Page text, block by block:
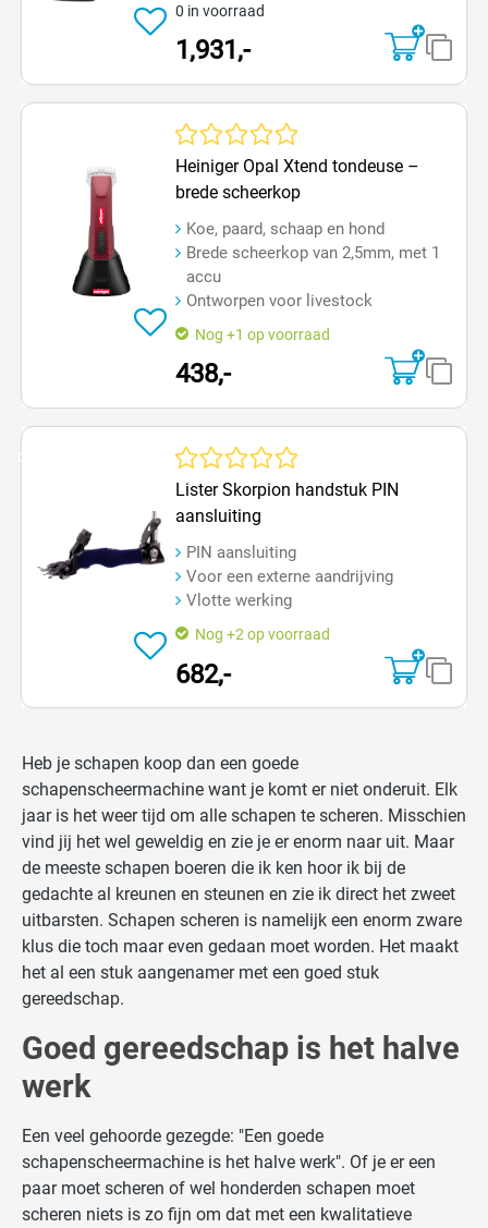
0 in voorraad
1,931,-
Heiniger Opal Xtend tondeuse –
brede scheerkop
Koe, paard, schaap en hond
Brede scheerkop van 2,5mm, met 1
accu
Ontworpen voor livestock
Nog +1 op voorraad
438,-
Op=Op
Lister Skorpion handstuk PIN
aansluiting
PIN aansluiting
Voor een externe aandrijving
Vlotte werking
Nog +2 op voorraad
682,-
Heb je schapen koop dan een goede
schapenscheermachine want je komt er niet onderuit. Elk
jaar is het weer tijd om alle schapen te scheren. Misschien
vind jij het wel geweldig en zie je er enorm naar uit. Maar
de meeste schapen boeren die ik ken hoor ik bij de
gedachte al kreunen en steunen en zie ik direct het zweet
uitbarsten. Schapen scheren is namelijk een enorm zware
klus die toch maar even gedaan moet worden. Het maakt
het al een stuk aangenamer met een goed stuk
gereedschap.
Goed gereedschap is het halve
werk
Een veel gehoorde gezegde: "Een goede
schapenscheermachine is het halve werk". Of je er een
paar moet scheren of wel honderden schapen moet
scheren niets is zo fijn om dat met een kwalitatieve